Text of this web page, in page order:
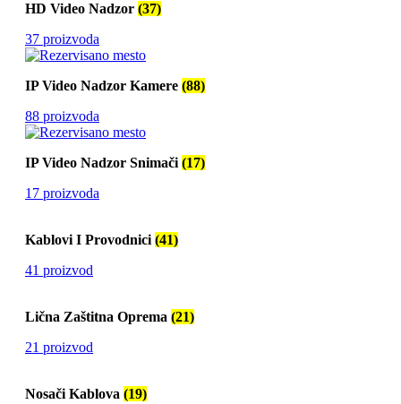
HD Video Nadzor (37)
37 proizvoda
IP Video Nadzor Kamere (88)
88 proizvoda
IP Video Nadzor Snimači (17)
17 proizvoda
Kablovi I Provodnici (41)
41 proizvod
Lična Zaštitna Oprema (21)
21 proizvod
Nosači Kablova (19)